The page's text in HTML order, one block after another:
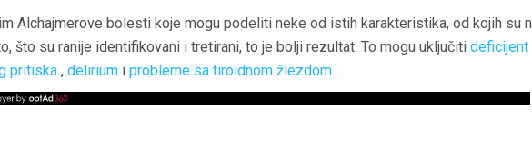
Alchajmerove bolesti koje mogu podeliti neke od istih karakteristika, od kojih su
što su ranije identifikovani i tretirani, to je bolji rezultat. To mogu uključiti deficijent
pritiska , delirium i probleme sa tiroidnom žlezdom .